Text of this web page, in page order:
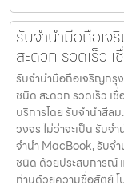
รับจำนำมือถือเ
สะดวก รวดเร็ว เ
รับจำนำมือถือเจริญกรุ
ชนิด สะดวก รวดเร็ว เ
บริการโดย รับจํานําสีล
วงจร ไม่ว่าจะเป็น รับจ
จำนำ MacBook, รับจ
ชนิด ด้วยประสบการณ์
ท่านด้วยความซื่อสัตย์ โ